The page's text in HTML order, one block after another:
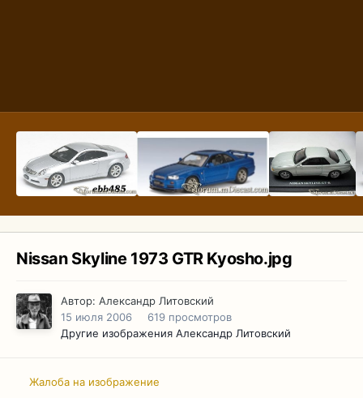
Nissan Skyline 1973 GTR Kyosho.jpg
Автор: Александр Литовский
15 июля 2006
619 просмотров
Другие изображения Александр Литовский
Жалоба на изображение